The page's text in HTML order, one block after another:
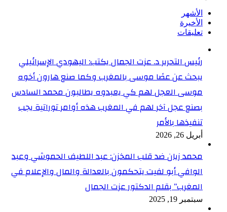
الأشهر
الأخيرة
تعليقات
رئيس التحرير د. عزت الجمال يكتب: اليهودي الإسرائيلي
يبحث عن عصًا موسى بالمغرب وكما صنع هارون أخوه
موسى العجل لهم كي يعبدوه يطالبون محمد السادس
بصنع عجل آخر لهم في المغرب هذه أوامر توراتية يجب
تنفيذها بالأمر
أبريل 26, 2026
محمد زيان ضد قلب المخزن: عبد اللطيف الحموشي وعبد
الوافي أبو لفيت يتحكمون بالعدالة والمال والإعلام في
المغرب” بقلم الدكتور عزت الجمال
سبتمبر 19, 2025